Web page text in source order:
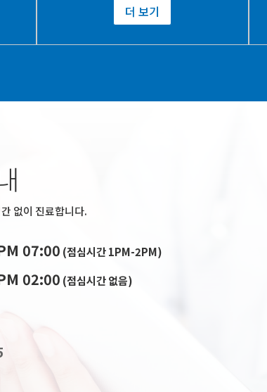
더 보기
없이 진료합니다.
07:00 (점심시간 1PM-2PM)
02:00 (점심시간 없음)